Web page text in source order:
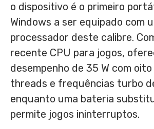
o dispositivo é o primeiro
Windows a ser equipado com
processador deste calibre.
recente CPU para jogos,
desempenho de 35 W com
threads e frequências turbo
enquanto uma bateria
permite jogos ininterruptos.